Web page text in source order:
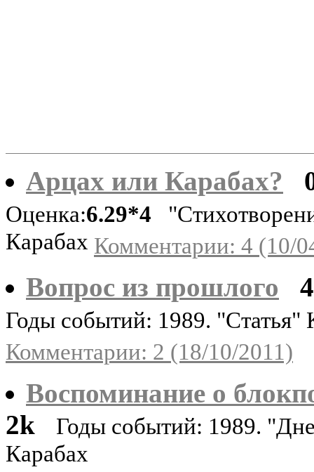
Арцах или Карабах?
Оценка:6.29*4
Карабах Комментарии: 4 (10/
Вопрос из прошлого
Годы событий: 1989. "Статья"
Комментарии: 2 (18/10/2011)
Воспоминание о
2k
Годы событий: 1989.
Карабах